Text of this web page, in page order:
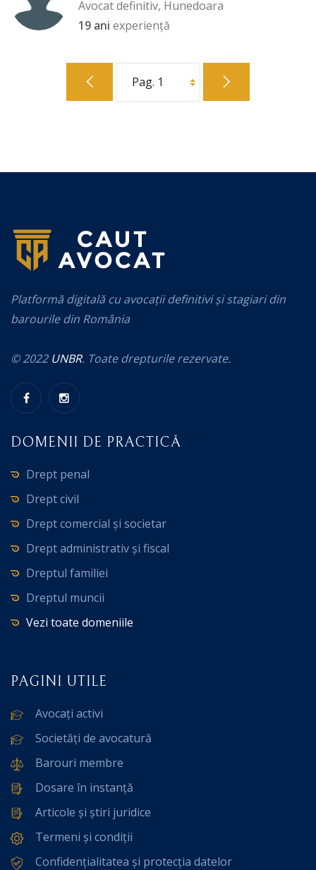
Avocat definitiv, Hunedoara
19 ani experiență
Platformă digitală cu avocații definitivi și stagiari din
barourile din România
© 2022 UNBR. Toate drepturile rezervate.
DOMENII DE PRACTICĂ
Drept penal
Drept civil
Drept comercial și societar
Drept administrativ și fiscal
Dreptul familiei
Dreptul muncii
Vezi toate domeniile
PAGINI UTILE
Avocați activi
Societăți de avocatură
Barouri membre
Dosare în instanță
Articole și știri juridice
Termeni și condiții
Confidențialitatea și protecția datelor